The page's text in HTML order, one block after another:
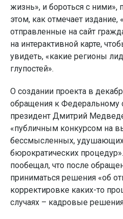
жизнь», и бороться с ними»,
этом, как отмечает издание,
отправленные на сайт
на интерактивной карте,
увидеть, «какие регионы
глупостей».
О создании проекта в
обращения к Федеральному
президент Дмитрий
«публичным конкурсом на
бессмысленных,
бюрократических
пообещал, что после
приниматься решения «об
корректировке каких-то
случаях – кадровые